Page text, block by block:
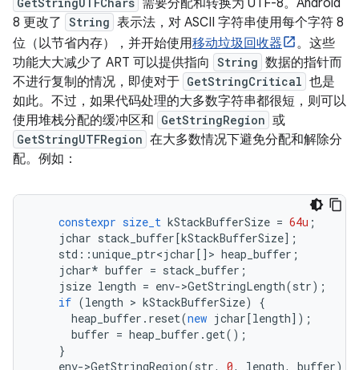
需要分配和转换为 UTF-8。Android
8 更改了 String 表示法，对 ASCII 字符串使用每个字符 8
位（以节省内存），并开始使用移动垃圾回收器
。这些
功能大大减少了 ART 可以提供指向 String 数据的指针而
不进行复制的情况，即使对于 GetStringCritical 也是
如此。不过，如果代码处理的大多数字符串都很短，则可以
使用堆栈分配的缓冲区和 GetStringRegion 或
GetStringUTFRegion 在大多数情况下避免分配和解除分
配。例如：
constexpr size_t kStackBufferSize = 64u ;
jchar stack_buffer[kStackBufferSize];
std ::unique_ptr<jchar[] > heap_buffer ;
jchar* buffer = stack_buffer ;
jsize length = env->GetStringLength(str);
if (length > kStackBufferSize)
{
heap_buffer . reset(new jchar[length]);
buffer = heap_buffer .get();
}
env->GetStringRegion(str, 0, length, buffer);